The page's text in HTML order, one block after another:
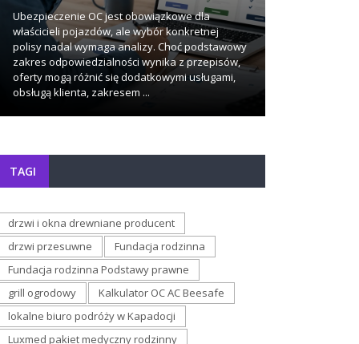
Ubezpieczenie OC jest obowiązkowe dla
właścicieli pojazdów, ale wybór konkretnej
polisy nadal wymaga analizy. Choć podstawowy
zakres odpowiedzialności wynika z przepisów,
oferty mogą różnić się dodatkowymi usługami,
obsługą klienta, zakresem ...
TAGI
drzwi i okna drewniane producent
drzwi przesuwne
Fundacja rodzinna
Fundacja rodzinna Podstawy prawne
grill ogrodowy
Kalkulator OC AC Beesafe
lokalne biuro podróży w Kapadocji
Luxmed pakiet medyczny rodzinny